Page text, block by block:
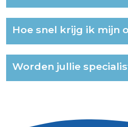
Hoe snel krijg ik mijn
Worden jullie